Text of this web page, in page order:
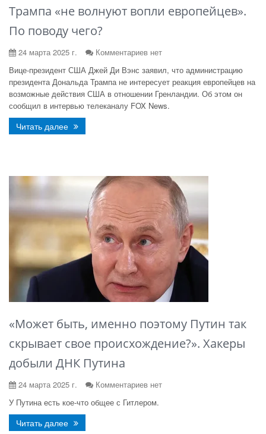
Трампа «не волнуют вопли европейцев».
По поводу чего?
24 марта 2025 г.
Комментариев нет
Вице-президент США Джей Ди Вэнс заявил, что администрацию
президента Дональда Трампа не интересует реакция европейцев на
возможные действия США в отношении Гренландии. Об этом он
сообщил в интервью телеканалу FOX News.
Читать далее
«Может быть, именно поэтому Путин так
скрывает свое происхождение?». Хакеры
добыли ДНК Путина
24 марта 2025 г.
Комментариев нет
У Путина есть кое-что общее с Гитлером.
Читать далее